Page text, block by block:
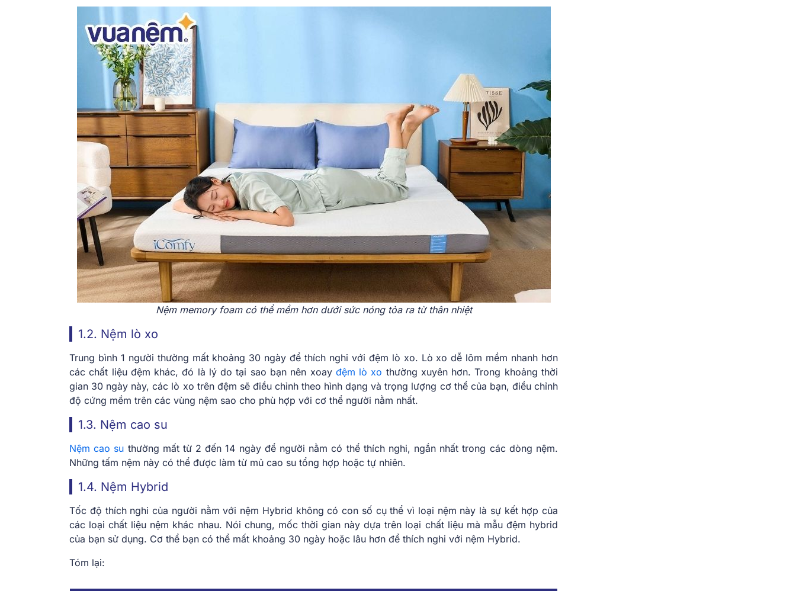
Nệm memory foam có thể mềm hơn dưới sức nóng tỏa ra từ thân nhiệt
1.2. Nệm lò xo
Trung bình 1 người thường mất khoảng 30 ngày để thích nghi với đệm lò xo. Lò xo dễ lõm mềm nhanh hơn
các chất liệu đệm khác, đó là lý do tại sao bạn nên xoay đệm lò xo thường xuyên hơn. Trong khoảng thời
gian 30 ngày này, các lò xo trên đệm sẽ điều chỉnh theo hình dạng và trọng lượng cơ thể của bạn, điều chỉnh
độ cứng mềm trên các vùng nệm sao cho phù hợp với cơ thể người nằm nhất.
1.3. Nệm cao su
Nệm cao su thường mất từ ​​​​2 đến 14 ngày để người nằm có thể thích nghi, ngắn nhất trong các dòng nệm.
Những tấm nệm này có thể được làm từ mủ cao su tổng hợp hoặc tự nhiên.
1.4. Nệm Hybrid
Tốc độ thích nghi của người nằm với nệm Hybrid không có con số cụ thể vì loại nệm này là sự kết hợp của
các loại chất liệu nệm khác nhau. Nói chung, mốc thời gian này dựa trên loại chất liệu mà mẫu đệm hybrid
của bạn sử dụng. Cơ thể bạn có thể mất khoảng 30 ngày hoặc lâu hơn để thích nghi với nệm Hybrid.
Tóm lại: